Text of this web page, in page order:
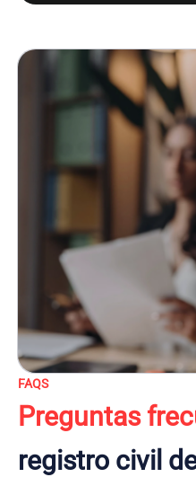
FAQS
Preguntas
registro civil